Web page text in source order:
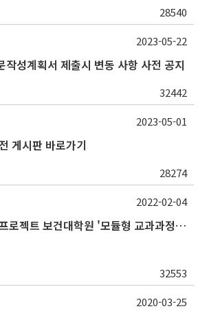
28540
성계획서 제출시 변동 사항 사전 공지
32442
2023-05-22
게시판 바로가기
28274
2023-05-01
SNU Inno-Edu 프로젝트 보건대학원 '모듈형 교과과정' 안내(revised 2022/2/28)
32553
2022-02-04
2020-03-25